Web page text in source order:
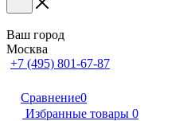
Ваш город
Москва
+7 (495) 801-67-87
Сравнение0
Избранные товары 0